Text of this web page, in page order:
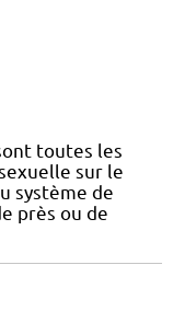
toutes les
sur le
système de
près ou de